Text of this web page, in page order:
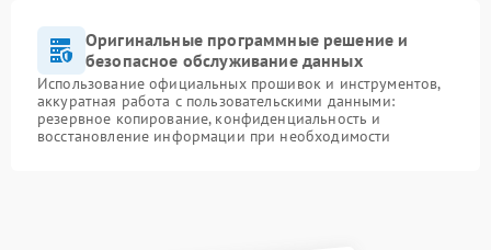
Оригинальные программные решение и
безопасное обслуживание данных
Использование официальных прошивок и инструментов,
аккуратная работа с пользовательскими данными:
резервное копирование, конфиденциальность и
восстановление информации при необходимости